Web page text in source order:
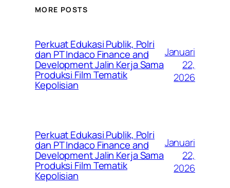
MORE POSTS
Perkuat Edukasi Publik, Polri
dan PT Indaco Finance and
Development Jalin Kerja Sama
Produksi Film Tematik
Kepolisian
Januari
22,
2026
Perkuat Edukasi Publik, Polri
dan PT Indaco Finance and
Development Jalin Kerja Sama
Produksi Film Tematik
Kepolisian
Januari
22,
2026